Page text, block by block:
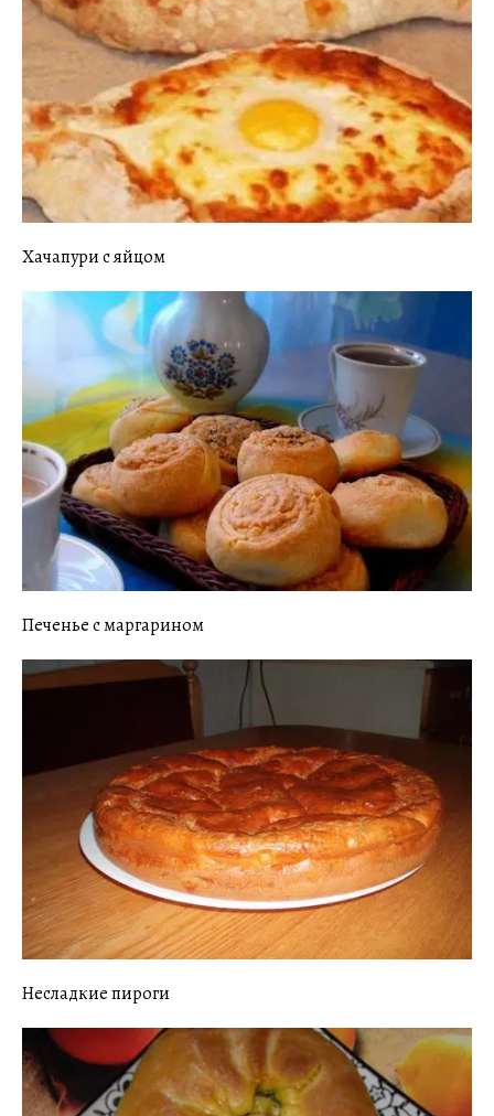
Хачапури с яйцом
Печенье с маргарином
Несладкие пироги